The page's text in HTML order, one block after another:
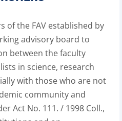
of the FAV established by
advisory board to
between the faculty
in science, research
with those who are not
community and
Act No. 111. / 1998 Coll.,